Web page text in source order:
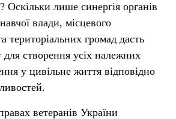
лише синергія органів
влади, місцевого
територіальних громад дасть
для створення усіх належних
у цивільне життя відповідно
ветеранів України